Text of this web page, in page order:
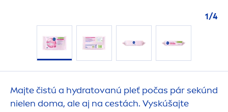
1/4
Majte čistú a hydratovanú pleť počas pár sekúnd
nielen doma, ale aj na cestách. Vyskúšajte